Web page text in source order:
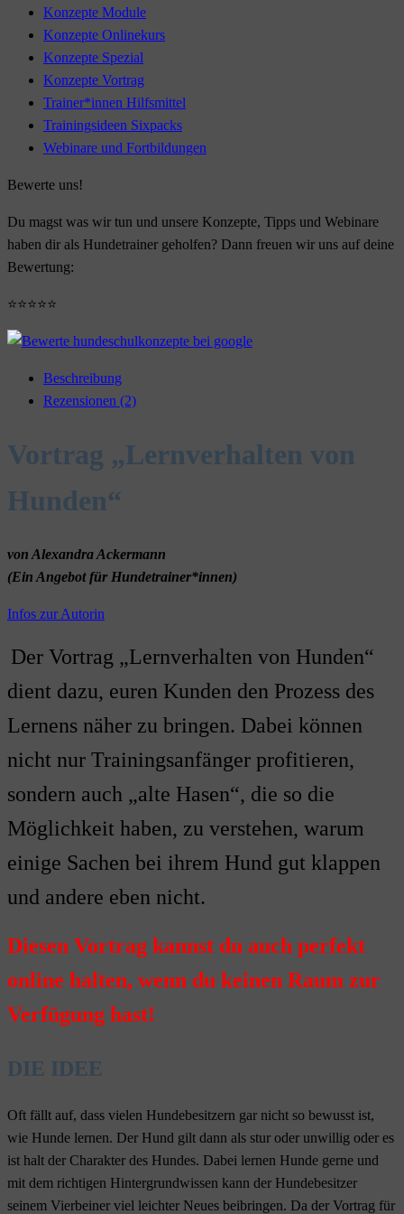
Konzepte Module
Konzepte Onlinekurs
Konzepte Spezial
Konzepte Vortrag
Trainer*innen Hilfsmittel
Trainingsideen Sixpacks
Webinare und Fortbildungen
Bewerte uns!
Du magst was wir tun und unsere Konzepte, Tipps und Webinare
haben dir als Hundetrainer geholfen? Dann freuen wir uns auf deine
Bewertung:
⭐⭐⭐⭐⭐
Beschreibung
Rezensionen (2)
Vortrag „Lernverhalten von
Hunden“
von Alexandra Ackermann
(Ein Angebot für Hundetrainer*innen)
Infos zur Autorin
Der Vortrag „Lernverhalten von Hunden“
dient dazu, euren Kunden den Prozess des
Lernens näher zu bringen. Dabei können
nicht nur Trainingsanfänger profitieren,
sondern auch „alte Hasen“, die so die
Möglichkeit haben, zu verstehen, warum
einige Sachen bei ihrem Hund gut klappen
und andere eben nicht.
Diesen Vortrag kannst du auch perfekt
online halten, wenn du keinen Raum zur
Verfügung hast!
DIE IDEE
Oft fällt auf, dass vielen Hundebesitzern gar nicht so bewusst ist,
wie Hunde lernen. Der Hund gilt dann als stur oder unwillig oder es
ist halt der Charakter des Hundes. Dabei lernen Hunde gerne und
mit dem richtigen Hintergrundwissen kann der Hundebesitzer
seinem Vierbeiner viel leichter Neues beibringen. Da der Vortrag für